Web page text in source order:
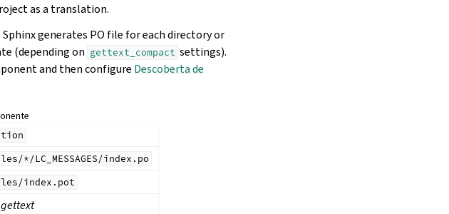
as a translation.
generates PO file for each directory or
(depending on gettext_compact settings).
and then configure Descoberta de
*/LC_MESSAGES/index.po
index.pot